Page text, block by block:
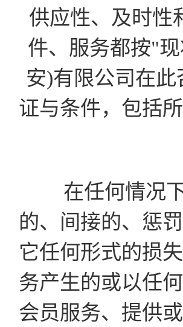
供应性、及时性
件、服务都按"
安)有限公司在
证与条件，包括
在任何情况下
的、间接的、惩
它任何形式的损
务产生的或以任
会员服务、提供